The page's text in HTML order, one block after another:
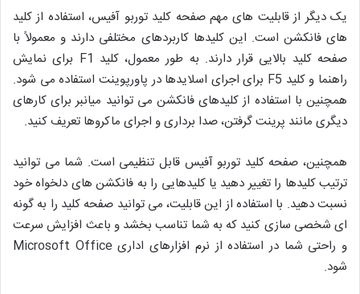
یک دیگر از قابلیت های مهم صفحه کلید توربو آفیس، استفاده از کلید
های فانکشن است. این کلیدها کاربردهای مختلفی دارند و معمولاً با
صفحه کلید بالایی قرار دارند. به طور معمول، کلید F1 برای نمایش
راهنما و کلید F5 برای اجرای اسلایدها در پاورپوینت استفاده می شود.
همچنین با استفاده از کلیدهای فانکشن می توانید میانبر برای کارهای
دیگری مانند پرینت گرفتن، صدا برداری و اجرای ماکروها تعریف کنید.
همچنین، صفحه کلید توربو آفیس قابل تنظیمی است. شما می توانید
ترتیب کلیدها را تغییر دهید یا کلیدهایی را به فانکشن های دلخواه خود
نسبت دهید. با استفاده از این قابلیت، می توانید صفحه کلید را به گونه
ای شخصی سازی کنید که به شما تناسب بخشد و باعث افزایش سرعت
و راحتی شما در استفاده از نرم افزارهای اداری Microsoft Office
شود.